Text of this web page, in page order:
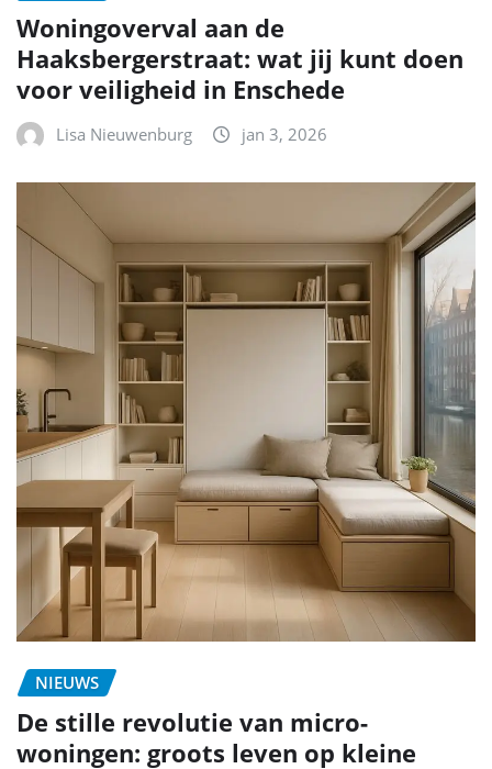
Woningoverval aan de
Haaksbergerstraat: wat jij kunt doen
voor veiligheid in Enschede
Lisa Nieuwenburg jan 3, 2026
NIEUWS
De stille revolutie van micro-
woningen: groots leven op kleine